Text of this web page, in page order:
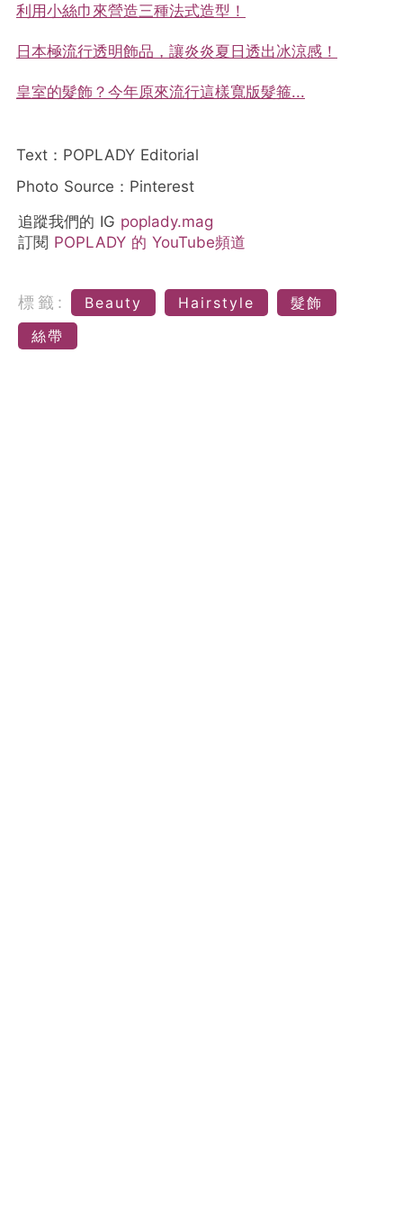
利用小絲巾來營造三種法式造型！
日本極流行透明飾品，讓炎炎夏日透出冰涼感！
皇室的髮飾？今年原來流行這樣寬版髮箍...
Text：POPLADY Editorial
Photo Source：Pinterest
追蹤我們的 IG poplady.mag
訂閱 POPLADY 的 YouTube頻道
標籤: Beauty Hairstyle
髮飾
絲帶